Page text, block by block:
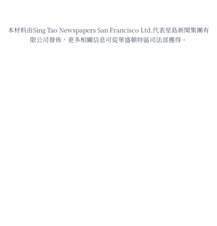
本材料由Sing Tao Newspapers San Francisco Ltd.代表星島新聞集團有
限公司發佈，更多相關信息可從華盛頓特區司法部獲得。